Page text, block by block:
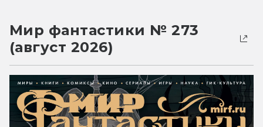
Мир фантастики № 273
(август 2026)